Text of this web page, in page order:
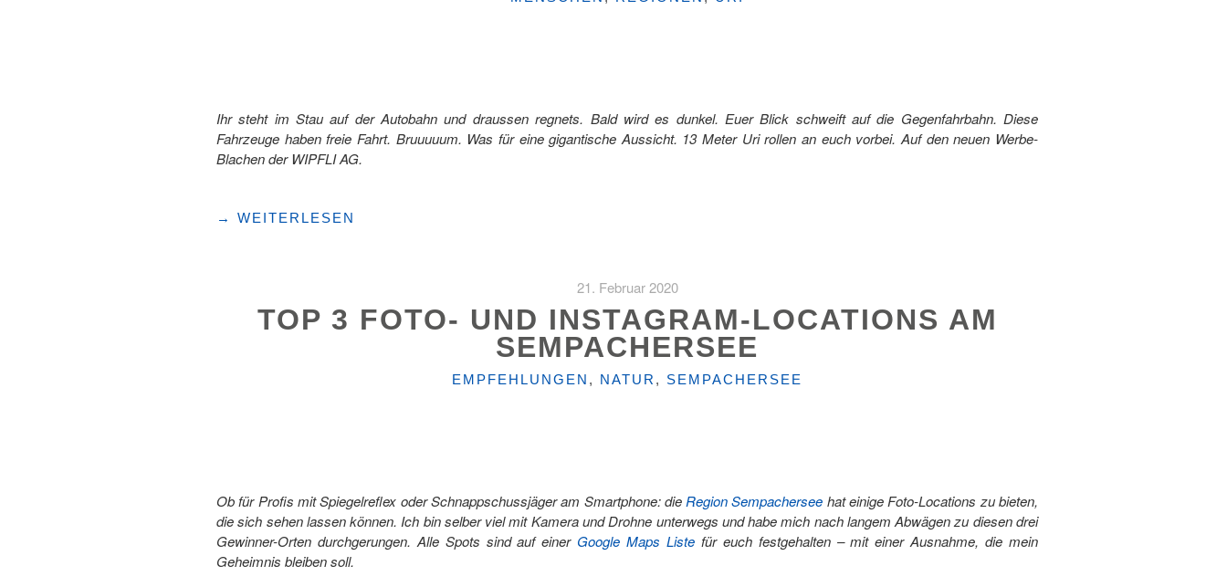
Ihr steht im Stau auf der Autobahn und draussen regnets. Bald wird es dunkel. Euer Blick schweift auf die Gegenfahrbahn. Diese
Fahrzeuge haben freie Fahrt. Bruuuuum. Was für eine gigantische Aussicht. 13 Meter Uri rollen an euch vorbei. Auf den neuen Werbe-
Blachen der WIPFLI AG.
"HIER
GEROLLT"
→ WEITERLESEN
21. Februar 2020
TOP 3 FOTO- UND INSTAGRAM-LOCATIONS AM
SEMPACHERSEE
KATEGORIEN
EMPFEHLUNGEN , NATUR , SEMPACHERSEE
Ob für Profis mit Spiegelreflex oder Schnappschussjäger am Smartphone: die Region Sempachersee hat einige Foto-Locations zu bieten,
die sich sehen lassen können. Ich bin selber viel mit Kamera und Drohne unterwegs und habe mich nach langem Abwägen zu diesen drei
Gewinner-Orten durchgerungen. Alle Spots sind auf einer Google Maps Liste für euch festgehalten – mit einer Ausnahme, die mein
Geheimnis bleiben soll.